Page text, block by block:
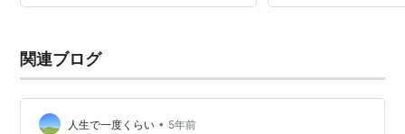
関連ブログ
人生で一度くらい • 5年前